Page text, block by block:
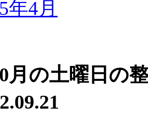
年4月
月の土曜日の